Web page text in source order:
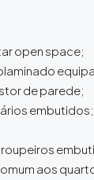
open space;
de parede;
embutidos;
aos